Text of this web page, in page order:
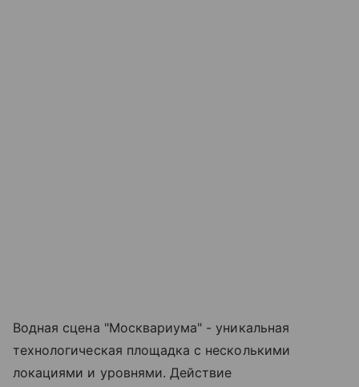
Водная сцена "Москвариума" - уникальная
технологическая площадка с несколькими
локациями и уровнями. Действие